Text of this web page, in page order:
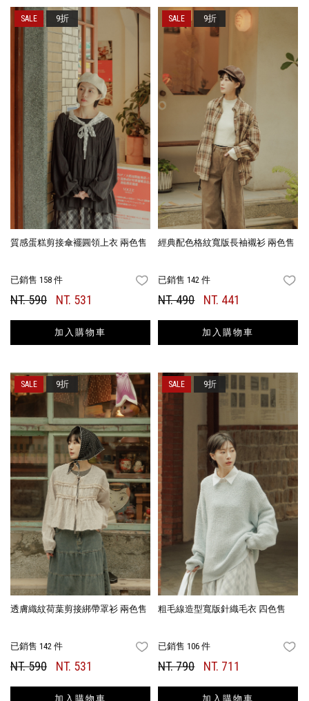
質感蛋糕剪接傘襬圓領上衣 兩色售
已銷售 158 件 FAVORITES
NT. 590 NT. 531
加入購物車
9折
經典配色格紋寬版長袖襯衫 兩色售
已銷售 142 件
NT. 490 NT. 441
加入購物車
9折
透膚織紋荷葉剪接綁帶罩衫 兩色售
已銷售 142 件 FAVORITES
NT. 590 NT. 531
加入購物車
9折
粗毛線造型寬版針織毛衣 四色售
已銷售 106 件
NT. 790 NT. 711
加入購物車
9折